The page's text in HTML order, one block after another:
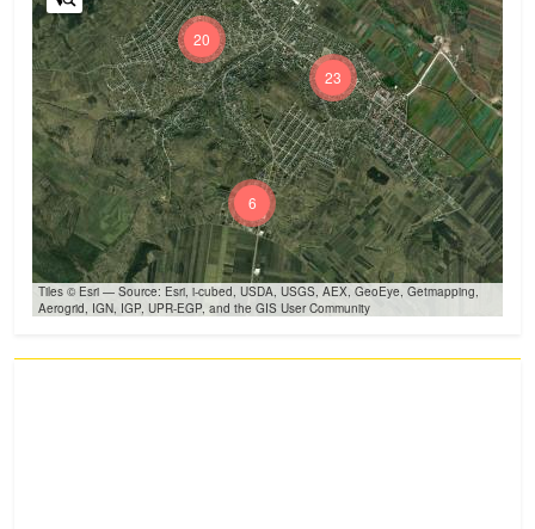
23
20
6
Tiles © Esri — Source: Esri, i-cubed, USDA, USGS, AEX, GeoEye, Getmapping,
Aerogrid, IGN, IGP, UPR-EGP, and the GIS User Community